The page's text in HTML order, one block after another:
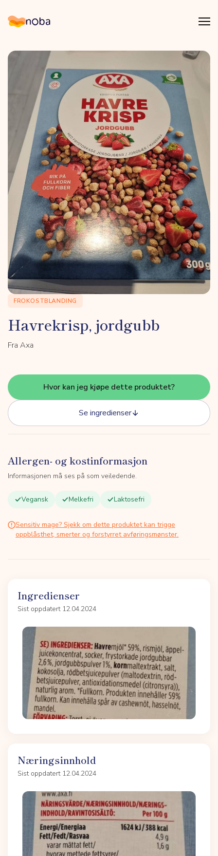
Noba
FROKOSTBLANDING
Havrekrisp, jordgubb
Fra Axa
Hvor kan jeg kjøpe dette produktet?
Se ingredienser
Allergen- og kostinformasjon
Informasjonen må ses på som veiledende.
Vegansk Melkefri Laktosefri
Sensitiv mage? Sjekk om dette produktet kan trigge
oppblåsthet, smerter og forstyrret avføringsmønster.
Ingredienser
Sist oppdatert 12.04.2024
Næringsinnhold
Sist oppdatert 12.04.2024